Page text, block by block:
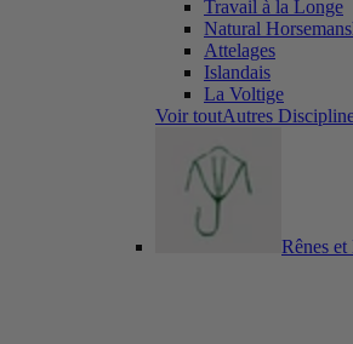
Travail à la Longe
Natural
Attelages
Islandais
La Voltige
Voir toutAutres
Rênes et